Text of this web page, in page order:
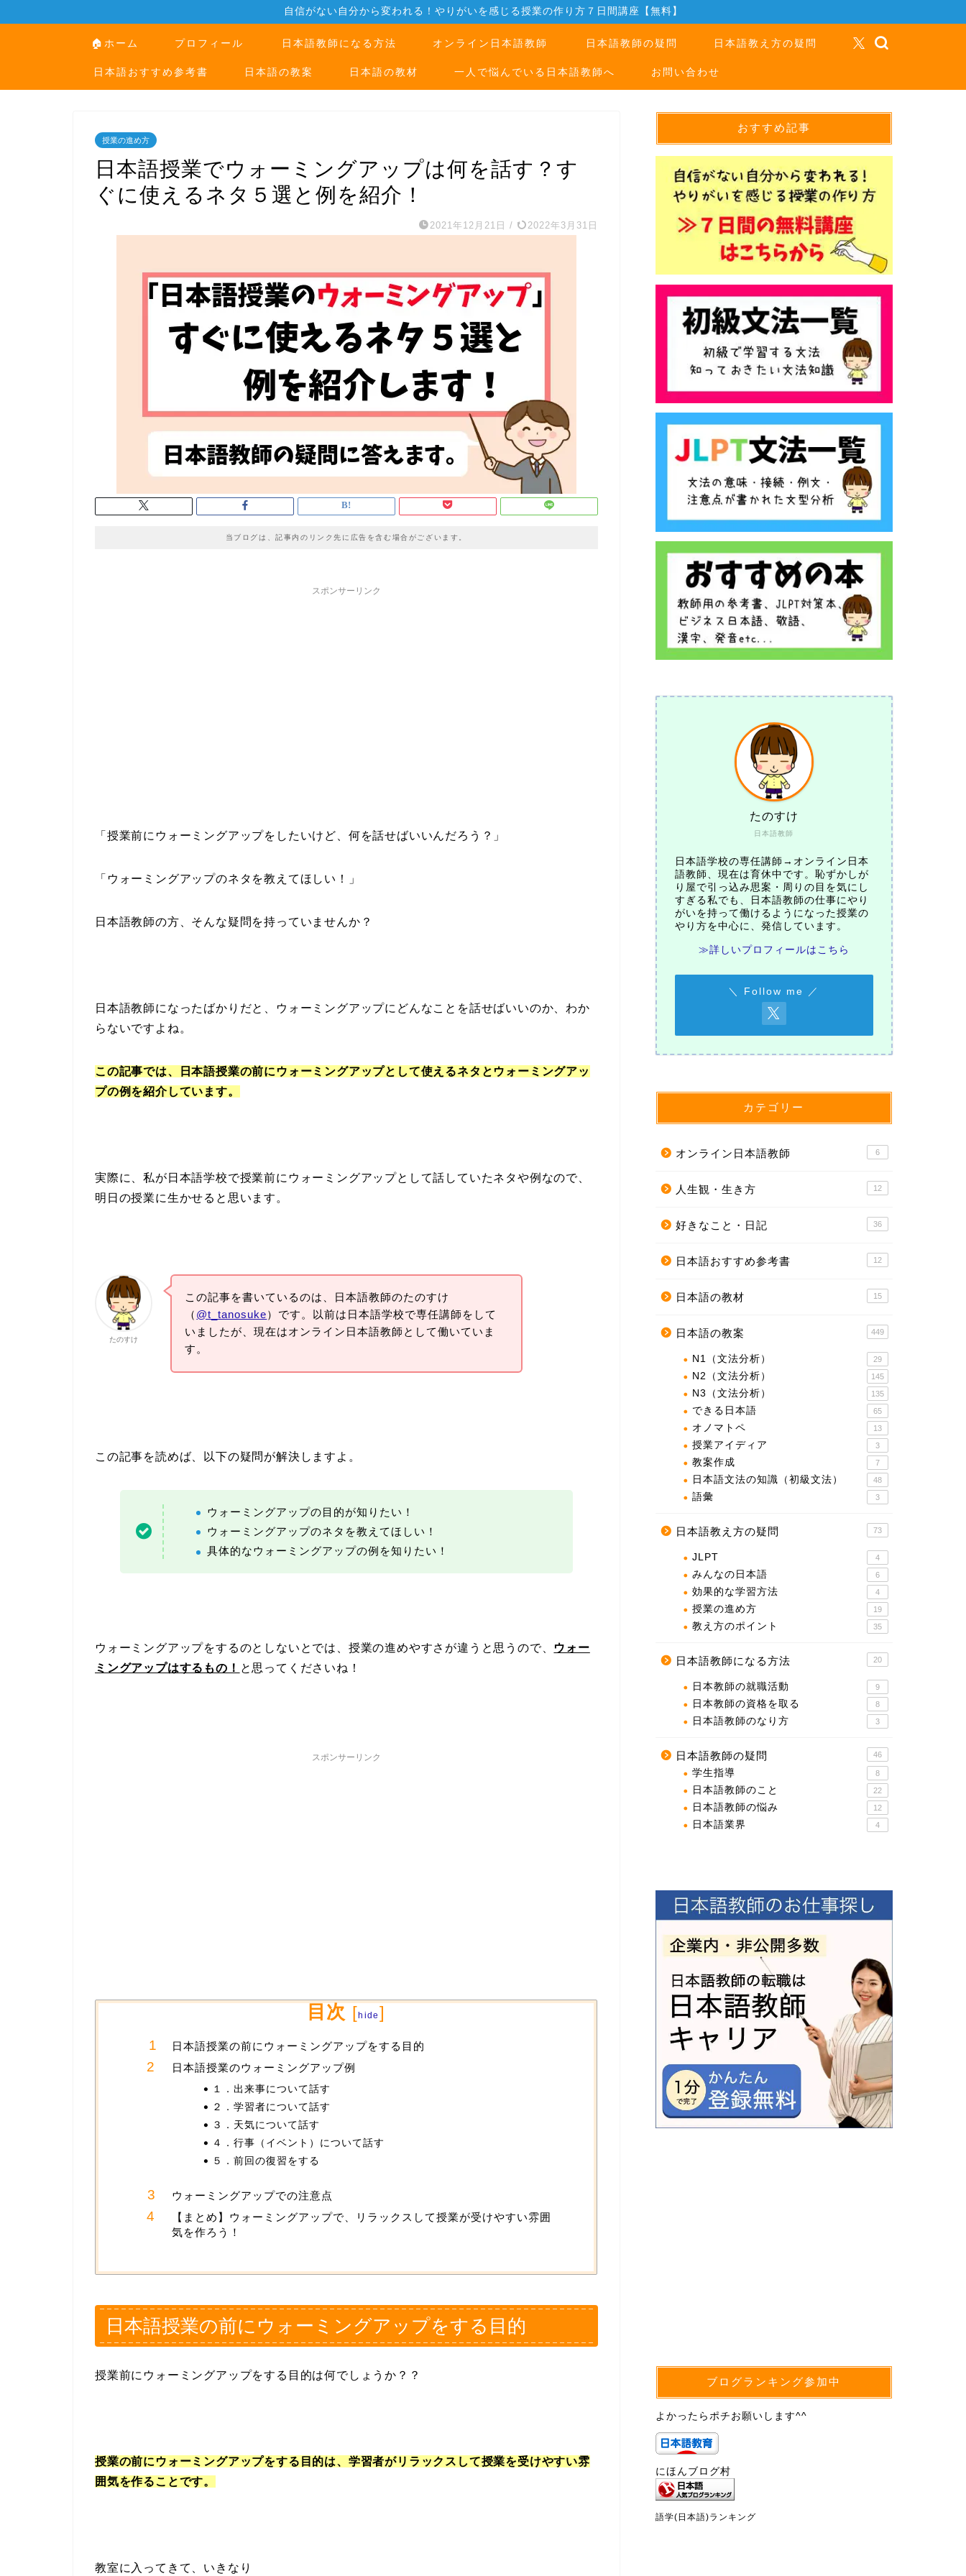
自信がない自分から変われる！やりがいを感じる授業の作り方７日間講座【無料】
🏠ホーム プロフィール 日本語教師になる方法 オンライン日本語教師 日本語教師の疑問 日本語教え方の疑問
日本語おすすめ参考書 日本語の教案 日本語の教材 一人で悩んでいる日本語教師へ お問い合わせ
授業の進め方
日本語授業でウォーミングアップは何を話す？す
ぐに使えるネタ５選と例を紹介！
2021年12月21日 / 2022年3月31日
当ブログは、記事内のリンク先に広告を含む場合がございます。
スポンサーリンク
「授業前にウォーミングアップをしたいけど、何を話せばいいんだろう？」
「ウォーミングアップのネタを教えてほしい！」
日本語教師の方、そんな疑問を持っていませんか？
日本語教師になったばかりだと、ウォーミングアップにどんなことを話せばいいのか、わか
らないですよね。
この記事では、日本語授業の前にウォーミングアップとして使えるネタとウォーミングアッ
プの例を紹介しています。
実際に、私が日本語学校で授業前にウォーミングアップとして話していたネタや例なので、
明日の授業に生かせると思います。
たのすけ
この記事を書いているのは、日本語教師のたのすけ
（ @t_tanosuke）です。以前は日本語学校で専任講師をして
いましたが、現在はオンライン日本語教師として働いていま
す。
この記事を読めば、以下の疑問が解決しますよ。
ウォーミングアップの目的が知りたい！
ウォーミングアップのネタを教えてほしい！
具体的なウォーミングアップの例を知りたい！
ウォーミングアップをするのとしないとでは、授業の進めやすさが違うと思うので、 ウォー
ミングアップはするもの！ と思ってくださいね！
スポンサーリンク
目次 [hide ]
日本語授業の前にウォーミングアップをする目的
日本語授業のウォーミングアップ例
１．出来事について話す
２．学習者について話す
３．天気について話す
４．行事（イベント）について話す
５．前回の復習をする
ウォーミングアップでの注意点
【まとめ】ウォーミングアップで、リラックスして授業が受けやすい雰囲
気を作ろう！
日本語授業の前にウォーミングアップをする目的
授業前にウォーミングアップをする目的は何でしょうか？？
授業の前にウォーミングアップをする目的は、学習者がリラックスして授業を受けやすい雰
囲気を作ることです。
教室に入ってきて、いきなり
おすすめ記事
日本語教師
たのすけ
日本語学校の専任講師→オンライン日本
語教師、現在は育休中です。恥ずかしが
り屋で引っ込み思案・周りの目を気にし
すぎる私でも、日本語教師の仕事にやり
がいを持って働けるようになった授業の
やり方を中心に、発信しています。
≫詳しいプロフィールはこちら
＼ Follow me ／
カテゴリー
オンライン日本語教師 6
人生観・生き方 12
好きなこと・日記 36
日本語おすすめ参考書 12
日本語の教材 15
日本語の教案 449
N1（文法分析） 29
N2（文法分析） 145
N3（文法分析） 135
できる日本語 65
オノマトペ 13
授業アイディア 3
教案作成 7
日本語文法の知識（初級文法） 48
語彙 3
日本語教え方の疑問 73
JLPT 4
みんなの日本語 6
効果的な学習方法 4
授業の進め方 19
教え方のポイント 35
日本語教師になる方法 20
日本教師の就職活動 9
日本教師の資格を取る 8
日本語教師のなり方 3
日本語教師の疑問 46
学生指導 8
日本語教師のこと 22
日本語教師の悩み 12
日本語業界 4
ブログランキング参加中
よかったらポチお願いします^^
にほんブログ村
語学(日本語)ランキング